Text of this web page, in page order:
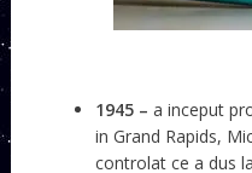
1945 – a inceput
in Grand Rapids,
controlat ce a dus